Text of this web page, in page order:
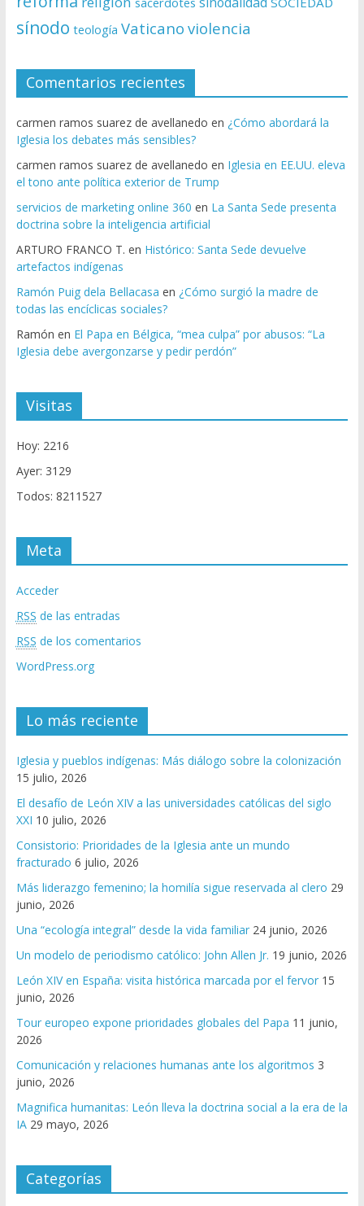
sínodo teología Vaticano violencia
Comentarios recientes
carmen ramos suarez de avellanedo en ¿Cómo abordará la
Iglesia los debates más sensibles?
carmen ramos suarez de avellanedo en Iglesia en EE.UU. eleva
el tono ante política exterior de Trump
servicios de marketing online 360 en La Santa Sede presenta
doctrina sobre la inteligencia artificial
ARTURO FRANCO T. en Histórico: Santa Sede devuelve
artefactos indígenas
Ramón Puig dela Bellacasa en ¿Cómo surgió la madre de
todas las encíclicas sociales?
Ramón en El Papa en Bélgica, “mea culpa” por abusos: “La
Iglesia debe avergonzarse y pedir perdón”
Visitas
Hoy: 2216
Ayer: 3129
Todos: 8211527
Meta
Acceder
RSS de las entradas
RSS de los comentarios
WordPress.org
Lo más reciente
Iglesia y pueblos indígenas: Más diálogo sobre la colonización
15 julio, 2026
El desafío de León XIV a las universidades católicas del siglo
XXI 10 julio, 2026
Consistorio: Prioridades de la Iglesia ante un mundo
fracturado 6 julio, 2026
Más liderazgo femenino; la homilía sigue reservada al clero 29
junio, 2026
Una “ecología integral” desde la vida familiar 24 junio, 2026
Un modelo de periodismo católico: John Allen Jr. 19 junio, 2026
León XIV en España: visita histórica marcada por el fervor 15
junio, 2026
Tour europeo expone prioridades globales del Papa 11 junio,
2026
Comunicación y relaciones humanas ante los algoritmos 3
junio, 2026
Magnifica humanitas: León lleva la doctrina social a la era de la
IA 29 mayo, 2026
Categorías